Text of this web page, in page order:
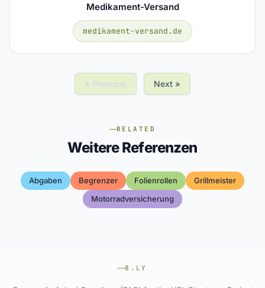
Medikament-Versand
medikament-versand.de
« Previous Next »
RELATED
Weitere Referenzen
Abgaben Begrenzer Folienrollen
Grillmeister
Motorradversicherung
8.LY